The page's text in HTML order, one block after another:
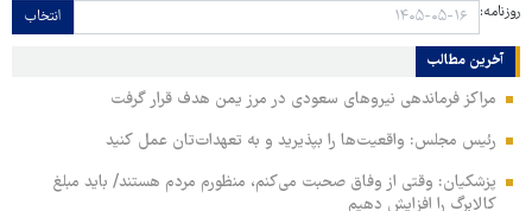
روزنامه: انتخاب
آخرین مطالب
مراکز فرماندهی نیروهای سعودی در مرز یمن هدف قرار گرفت
رئیس مجلس: واقعیت‌ها را بپذیرید و به تعهدات‌تان عمل کنید
پزشکیان: وقتی از وفاق صحبت می‌کنم، منظورم مردم هستند/ باید مبلغ
کالابرگ را افزایش دهیم